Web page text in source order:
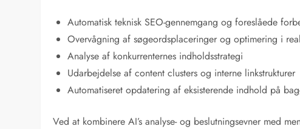
Automatisk teknisk SEO-gennemgang og foreslåede
Overvågning af søgeordsplaceringer og optimering i
Analyse af konkurrenternes indholdsstrategi
Udarbejdelse af content clusters og interne linkstrukturer
Automatiseret opdatering af eksisterende indhold på
Ved at kombinere AI’s analyse- og beslutningsevner med